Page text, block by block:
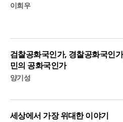
이희우
검찰공화국인가, 경찰공화국인
민의 공화국인가
양기성
세상에서 가장 위대한 이야기